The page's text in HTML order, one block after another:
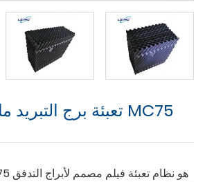
تعبئة برج التبريد مارلي كروسفلو MC75